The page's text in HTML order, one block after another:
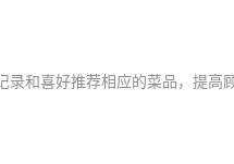
和喜好推荐相应的菜品，提